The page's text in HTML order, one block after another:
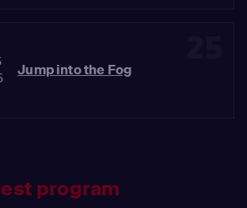
Jump into the Fog
program